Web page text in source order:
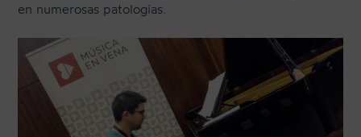
en numerosas patologías.